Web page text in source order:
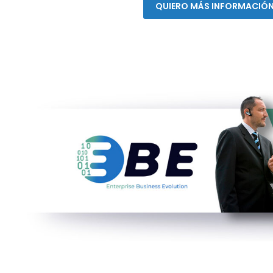
QUIERO MÁS